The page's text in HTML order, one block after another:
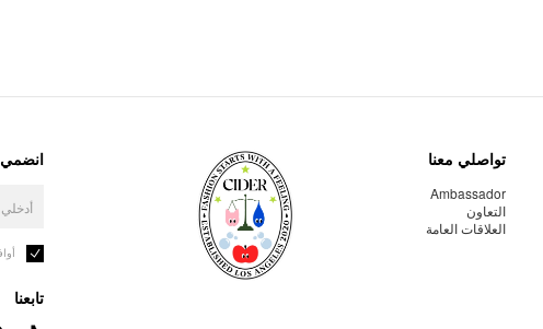
تواصلي معنا
Ambassador
التعاون
العلاقات العامة
انضمي
تابعنا